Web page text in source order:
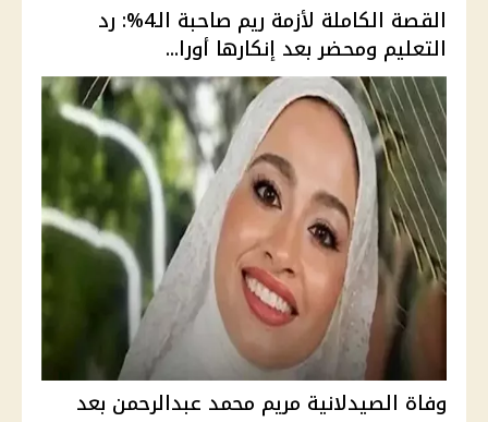
القصة الكاملة لأزمة ريم صاحبة الـ4%: رد
التعليم ومحضر بعد إنكارها أورا...
وفاة الصيدلانية مريم محمد عبدالرحمن بعد